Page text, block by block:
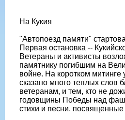
На Кукия
"Автопоезд памяти"
Первая остановка --
Ветераны и активисты
памятнику погибшим на
войне. На коротком митинге
сказано много теплых слов
ветеранам, и тем, кто не
годовщины Победы над
стихи и песни, посвященные